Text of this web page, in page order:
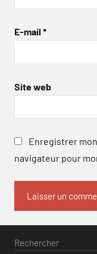
E-mail *
Site web
Enregistrer
navigateur pour
Rechercher